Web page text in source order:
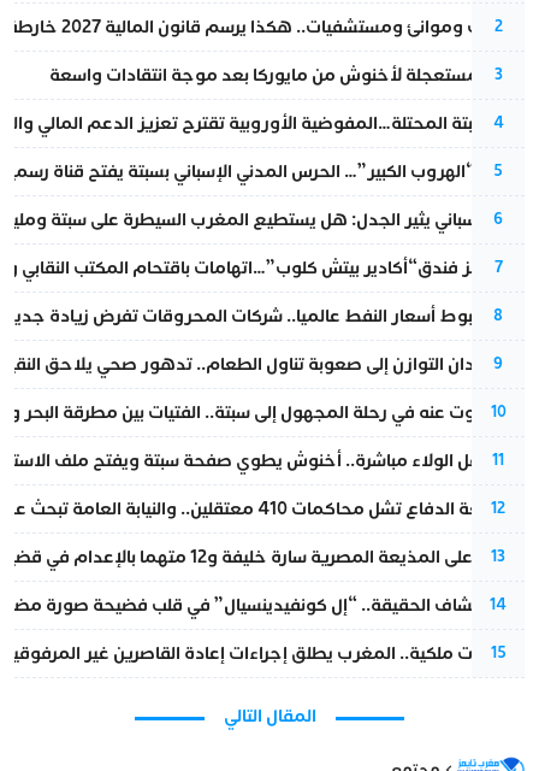
2
قطارات وموانئ ومستشفيات.. هكذا يرسم قانون المالية 2027 خارطة المغرب المقبل
3
عودة مستعجلة لأخنوش من مايوركا بعد موجة انتقادات واسعة
4
أزمة سبتة المحتلة…المفوضية الأوروبية تقترح تعزيز الدعم المالي
5
عملية “الهروب الكبير”… الحرس المدني الإسباني بسبتة يفتح قناة
6
تقرير إسباني يثير الجدل: هل يستطيع المغرب السيطرة على سبتة
7
أزمة تهز فندق“أكادير بيتش كلوب”…اتهامات باقتحام المكتب النقابي
8
رغم هبوط أسعار النفط عالميا.. شركات المحروقات تفرض زيادة
9
من فقدان التوازن إلى صعوبة تناول الطعام.. تدهور صحي يلاحق النقيب
10
المسكوت عنه في رحلة المجهول إلى سبتة.. الفتيات بين مطرقة البحر
11
بعد حفل الولاء مباشرة.. أخنوش يطوي صفحة سبتة ويفتح ملف
12
مقاطعة الدفاع تشل محاكمات 410 معتقلين.. والنيابة العامة تبحث عن حل قانوني
13
الحكم على المذيعة المصرية سارة خليفة و12 متهما بالإعدام في قضية هزت بلاد الفراعنة
14
بعد انكشاف الحقيقة.. “إل كونفيدينسيال” في قلب فضيحة صورة
15
بتعليمات ملكية.. المغرب يطلق إجراءات إعادة القاصرين غير
المقال التالي